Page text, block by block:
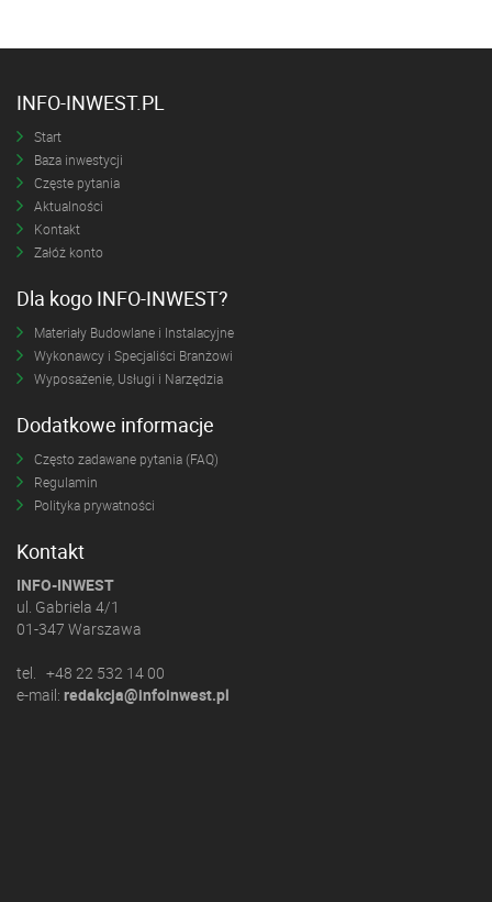
INFO-INWEST.PL
Start
Baza inwestycji
Częste pytania
Aktualności
Kontakt
Załóż konto
Dla kogo INFO-INWEST?
Materiały Budowlane i Instalacyjne
Wykonawcy i Specjaliści Branżowi
Wyposażenie, Usługi i Narzędzia
Dodatkowe informacje
Często zadawane pytania (FAQ)
Regulamin
Polityka prywatności
Kontakt
INFO-INWEST
ul. Gabriela 4/1
01-347 Warszawa
tel. +48 22 532 14 00
e-mail: redakcja@infoinwest.pl